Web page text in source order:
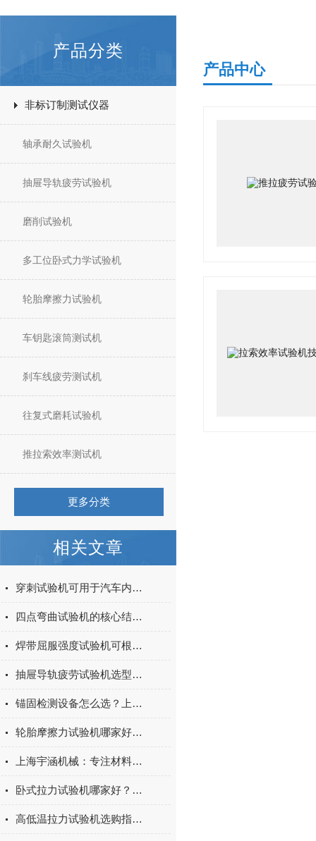
产品分类
非标订制测试仪器
轴承耐久试验机
抽屉导轨疲劳试验机
磨削试验机
多工位卧式力学试验机
轮胎摩擦力试验机
车钥匙滚筒测试机
刹车线疲劳测试机
往复式磨耗试验机
推拉索效率测试机
更多分类
相关文章
穿刺试验机可用于汽车内饰表皮、防撞缓冲材料得性能测试
四点弯曲试验机的核心结构与工作原理特点
焊带屈服强度试验机可根据不同标准和试验需求调整试验条件
抽屉导轨疲劳试验机选型指南：如何量化评估家具五金的耐用性
锚固检测设备怎么选？上海宇涵膨胀螺丝拉拔试验机品牌评测
轮胎摩擦力试验机哪家好？上海宇涵试验机综合评测
上海宇涵机械：专注材料力学检测，电池片拉力试验机助力光伏品质管控
卧式拉力试验机哪家好？2026年国产实力厂家实测推荐
高低温拉力试验机选购指南：聚焦上海宇涵的技术实力与可靠方案
产品中心